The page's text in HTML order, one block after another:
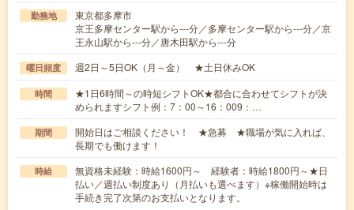
勤務地
東京都多摩市
京王多摩センター駅から---分／多摩センター駅から---分／京
王永山駅から---分／唐木田駅から---分
曜日頻度 週2日～5日OK（月～金） ★土日休みOK
時間
★1日6時間～の時短シフトOK★都合に合わせてシフトが決
められますシフト例：7：00～16：009：…
期間
開始日はご相談ください！ ★急募 ★職場が気に入れば、
長期でも働けます！
時給
無資格未経験：時給1600円～ 経験者：時給1800円～★日
払い／週払い制度あり（月払いも選べます）※稼働開始時は
手続き完了次第のお支払いとなります。